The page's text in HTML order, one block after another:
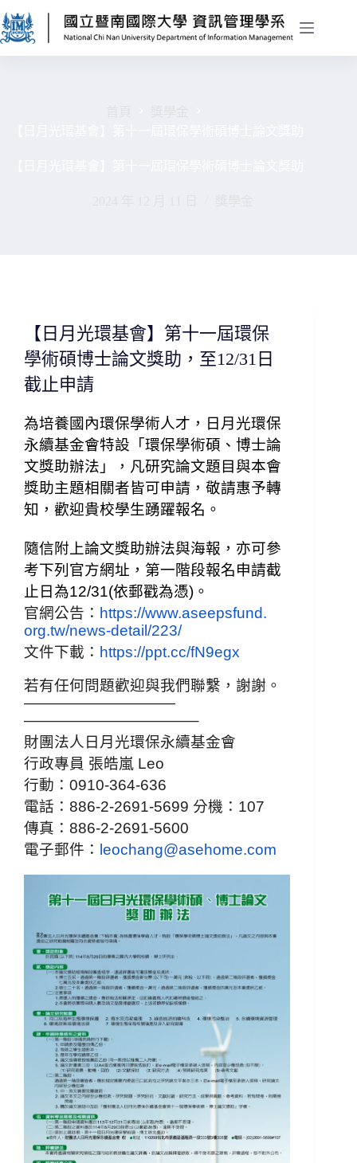
【日月光環基會】第十一屆環保
學術碩博士論文獎助，至12/31日
截止申請
為培養國內環保學術人才，日月光環保
永續基金會特設「 環保學術碩、博士論
文獎助辦法」， 凡研究論文題目與本會
獎助主題相關者皆可申請，敬請惠予轉
知， 歡迎貴校學生踴躍報名。
隨信附上論文獎助辦法與海報，亦可參
考下列官方網址， 第一階段報名申請截
止日為12/31(依郵戳為憑) 。
官網公告： https://www.aseepsfund.
org.tw/news-detail/223/
文件下載： https://ppt.cc/fN9egx
若有任何問題歡迎與我們聯繫，謝謝。
——————————
———————————–
財團法人日月光環保永續基金會
行政專員 張皓嵐 Leo
行動： 0910-364-636
電話： 886-2-2691-5699 分機： 107
傳真： 886-2-2691-5600
電子郵件： leochang@asehome.com